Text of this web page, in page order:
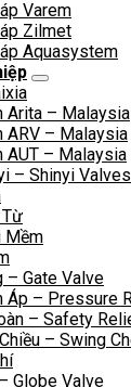
Varem
Zilmet
Aquasystem
Arita – Malaysia
ARV – Malaysia
AUT – Malaysia
– Shinyi Valves
Mềm
– Gate Valve
Áp – Pressure
– Safety
– Swing
Globe Valve